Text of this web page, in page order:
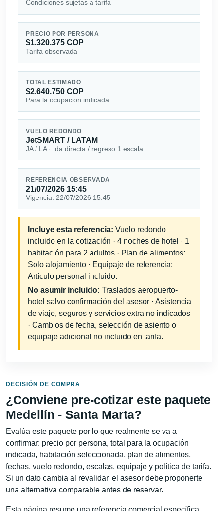
Condiciones sujetas a tarifa
PRECIO POR PERSONA
$1.320.375 COP
Tarifa observada
TOTAL ESTIMADO
$2.640.750 COP
Para la ocupación indicada
VUELO REDONDO
JetSMART / LATAM
JA / LA · Ida directa / regreso 1 escala
REFERENCIA OBSERVADA
21/07/2026 15:45
Vigencia: 22/07/2026 15:45
Incluye esta referencia: Vuelo redondo
incluido en la cotización · 4 noches de hotel · 1
habitación para 2 adultos · Plan de alimentos:
Solo alojamiento · Equipaje de referencia:
Artículo personal incluido.
No asumir incluido: Traslados aeropuerto-
hotel salvo confirmación del asesor · Asistencia
de viaje, seguros y servicios extra no indicados
· Cambios de fecha, selección de asiento o
equipaje adicional no incluido en tarifa.
DECISIÓN DE COMPRA
¿Conviene pre-cotizar este paquete
Medellín - Santa Marta?
Evalúa este paquete por lo que realmente se va a
confirmar: precio por persona, total para la ocupación
indicada, habitación seleccionada, plan de alimentos,
fechas, vuelo redondo, escalas, equipaje y política de tarifa.
Si un dato cambia al revalidar, el asesor debe proponerte
una alternativa comparable antes de reservar.
Esta página resume una referencia comercial específica: